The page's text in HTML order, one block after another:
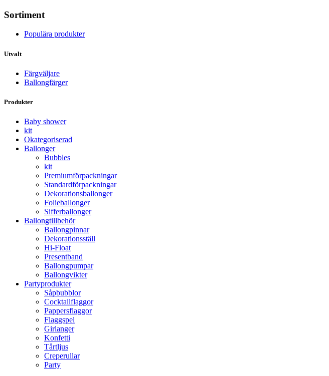
Sortiment
Populära produkter
Utvalt
Färgväljare
Ballongfärger
Produkter
Baby shower
kit
Okategoriserad
Ballonger
Bubbles
kit
Premium­förpackningar
Standard­­förpackningar
Dekorations­ballonger
Folie­­­ballonger
Siffer­­ballonger
Ballong­tillbehör
Ballongpinnar
Dekorationsställ
Hi-Float
Presentband
Ballongpumpar
Ballong­vikter
Party­­produkter
Såpbubblor
Cocktail­flaggor
Pappers­flaggor
Flaggspel
Girlanger
Konfetti
Tårtljus
Creperullar
Party